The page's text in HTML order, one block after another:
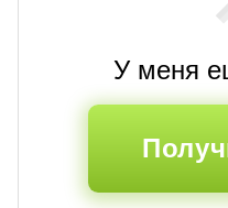
У меня